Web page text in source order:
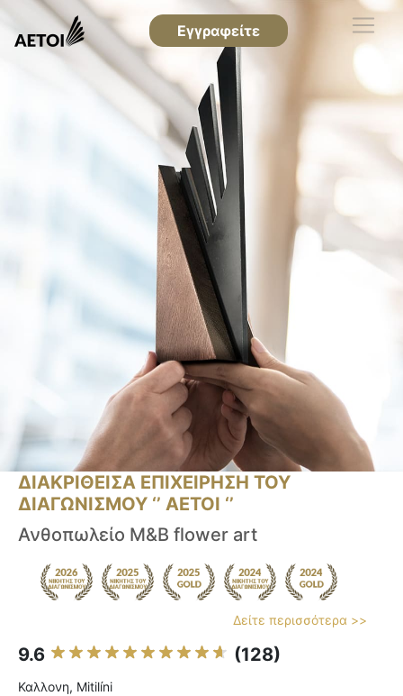
Εγγραφείτε
ΔΙΑΚΡΙΘΕΙΣΑ ΕΠΙΧΕΙΡΗΣΗ ΤΟΥ
ΔΙΑΓΩΝΙΣΜΟΥ ‘’ ΑΕΤΟΙ ‘’
Ανθοπωλείο Μ&Β flower art
Δείτε περισσότερα >>
9.6 (128)
Καλλονη, Mitilíni